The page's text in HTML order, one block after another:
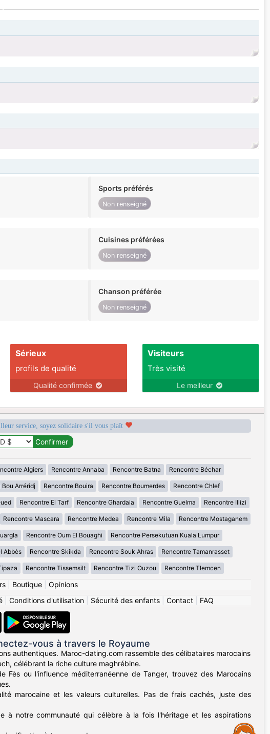
Sports préférés
Non renseigné
Cuisines préférées
Non renseigné
Chanson préférée
Non renseigné
Sérieux
profils de qualité
Qualité confirmée
Visiteurs
Très visité
Le meilleur
service, soyez solidaire s'il vous plaît
Algiers Rencontre Annaba Rencontre Batna Rencontre Béchar
Arréridj Rencontre Bouira Rencontre Boumerdes Rencontre Chlef
Rencontre El Tarf Rencontre Ghardaia Rencontre Guelma Rencontre Illizi
Rencontre Mascara Rencontre Medea Rencontre Mila Rencontre Mostaganem
Rencontre Oum El Bouaghi Rencontre Persekutuan Kuala Lumpur
Abbès Rencontre Skikda Rencontre Souk Ahras Rencontre Tamanrasset
Rencontre Tissemsilt Rencontre Tizi Ouzou Rencontre Tlemcen
| Boutique| Opinions
| Conditions d'utilisation| Sécurité des enfants| Contact| FAQ
vous à travers le Royaume
authentiques. Maroc-dating.com rassemble des célibataires marocains
célébrant la riche culture maghrébine.
ou l'influence méditerranéenne de Tanger, trouvez des Marocains
marocaine et les valeurs culturelles. Pas de frais cachés, juste des
à notre communauté qui célèbre à la fois l'héritage et les aspirations